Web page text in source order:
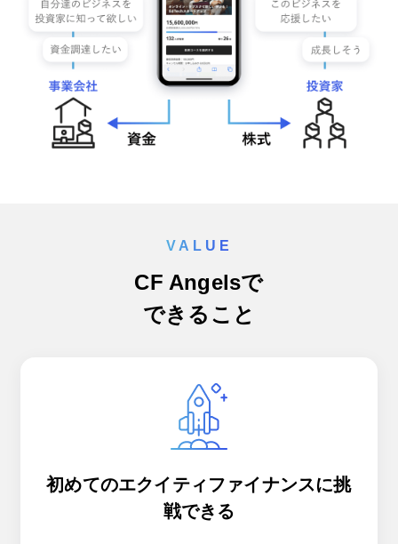
VALUE
CF Angelsで
できること
初めてのエクイティファイナンスに挑
戦できる